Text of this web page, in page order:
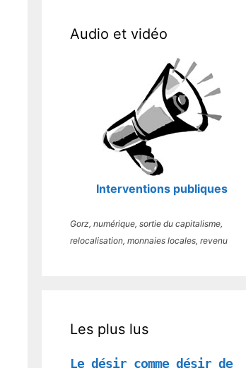
Audio et vidéo
Interventions publiques
Gorz, numérique, sortie du capitalisme,
relocalisation, monnaies locales, revenu
Les plus lus
Le désir comme désir de